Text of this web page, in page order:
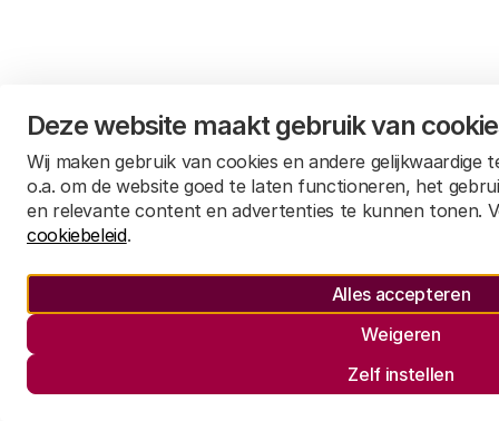
Deze website maakt gebruik van
Wij maken gebruik van cookies en andere gelijkwaardige
o.a. om de website goed te laten functioneren, het
en relevante content en advertenties te kunnen tonen.
cookiebeleid.
Alles accepteren
Weigeren
Zelf instellen